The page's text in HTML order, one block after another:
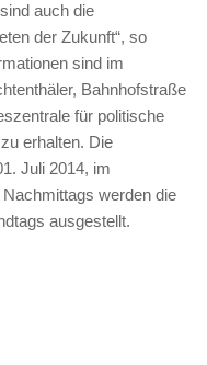
auch die
der Zukunft“, so
sind im
Bahnhofstraße
für politische
zu erhalten. Die
Juli 2014, im
werden die
ausgestellt.